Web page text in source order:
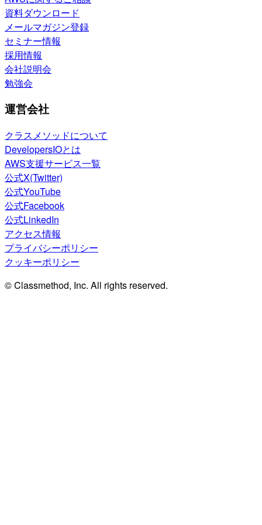
資料ダウンロード
メールマガジン登録
セミナー情報
採用情報
会社説明会
勉強会
運営会社
クラスメソッドについて
DevelopersIOとは
AWS支援サービス一覧
公式X(Twitter)
公式YouTube
公式Facebook
公式LinkedIn
アクセス情報
プライバシーポリシー
クッキーポリシー
© Classmethod, Inc. All rights reserved.